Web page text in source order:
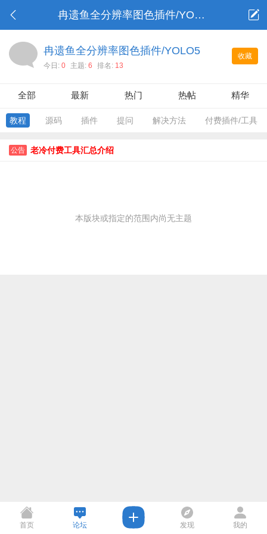
冉遗鱼全分辨率图色插件/YOLO5
收藏
冉遗鱼全分辨率图色插件/YOLO5
今日: 0 主题: 6 排名: 13
全部 最新 热门 热帖 精华
教程 源码 插件 提问 解决方法 付费插件/工具
公告 老冷付费工具汇总介绍
本版块或指定的范围内尚无主题
首页 论坛 发现 我的